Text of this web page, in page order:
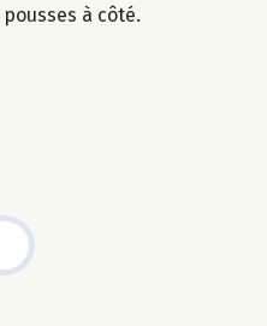
à côté.